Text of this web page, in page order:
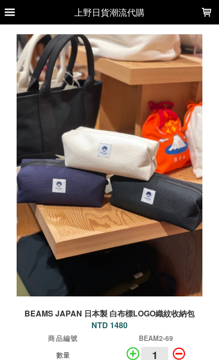
上野日貨潮流代購
BEAMS JAPAN 日本製 白布標LOGO織紋收納包
NTD 1480
商品編號
BEAM2-69
數量